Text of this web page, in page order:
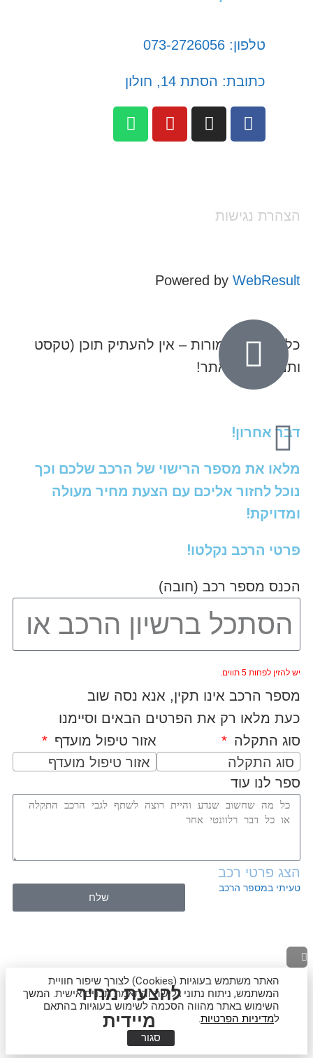
טלפון: 073-2726056
כתובת: הסתת 14, חולון
הצהרת נגישות
Powered byWebResult
כל הזכויות שמורות – אין להעתיק תוכן (טקסט
ותמונות) מהאתר!
דבר אחרון!
מלאו את מספר הרישוי של הרכב שלכם וכך
נוכל לחזור אליכם עם הצעת מחיר מעולה
ומדויקת!
פרטי הרכב נקלטו!
הכנס מספר רכב (חובה)
יש להזין לפחות 5 תווים.
מספר הרכב אינו תקין, אנא נסה שוב
כעת מלאו רק את הפרטים הבאים וסיימנו
סוג התקלה
סוג התקלה
אזור טיפול מועדף
אזור טיפול מועדף
ספר לנו עוד
הצג פרטי רכב
טעיתי במספר הרכב
שלח
להצעת מחיר
מיידית
גלילה
האתר משתמש בעוגיות (Cookies) לצורך שיפור חוויית
המשתמש, ניתוח נתוני גלישה והתאמת תכנים אישית. המשך
השימוש באתר מהווה הסכמה לשימוש בעוגיות בהתאם
מדיניות הפרטיות.
סגור